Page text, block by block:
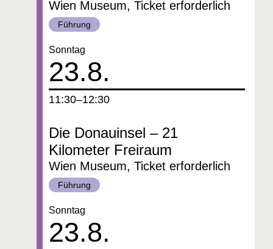
Wien Museum, Ticket erforderlich
Kategorie:
Führung
Die Donauinsel – 21
Kilometer Freiraum
Wien Museum, Ticket erforderlich
Kategorie:
Führung
Datum:
23.8.
Sonntag
um
11:30–12:30
Datum:
23.8.
Sonntag